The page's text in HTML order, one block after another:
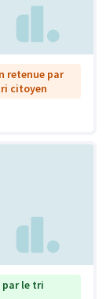
retenue par
citoyen
par le tri